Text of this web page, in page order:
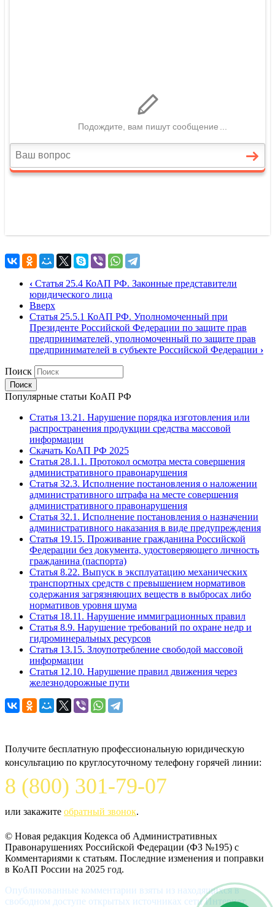
‹ Статья 25.4 КоАП РФ. Законные представители
юридического лица
Вверх
Статья 25.5.1 КоАП РФ. Уполномоченный при
Президенте Российской Федерации по защите прав
предпринимателей, уполномоченный по защите прав
предпринимателей в субъекте Российской Федерации ›
Поиск
Популярные статьи КоАП РФ
Статья 13.21. Нарушение порядка изготовления или
распространения продукции средства массовой
информации
Скачать КоАП РФ 2025
Статья 28.1.1. Протокол осмотра места совершения
административного правонарушения
Статья 32.3. Исполнение постановления о наложении
административного штрафа на месте совершения
административного правонарушения
Статья 32.1. Исполнение постановления о назначении
административного наказания в виде предупреждения
Статья 19.15. Проживание гражданина Российской
Федерации без документа, удостоверяющего личность
гражданина (паспорта)
Статья 8.22. Выпуск в эксплуатацию механических
транспортных средств с превышением нормативов
содержания загрязняющих веществ в выбросах либо
нормативов уровня шума
Статья 18.11. Нарушение иммиграционных правил
Статья 8.9. Нарушение требований по охране недр и
гидроминеральных ресурсов
Статья 13.15. Злоупотребление свободой массовой
информации
Статья 12.10. Нарушение правил движения через
железнодорожные пути
Получите бесплатную профессиональную юридическую
консультацию по круглосуточному телефону горячей линии:
8 (800) 301-79-07
или закажите обратный звонок.
© Новая редакция Кодекса об Административных
Правонарушениях Российской Федерации (ФЗ №195) c
Комментариями к статьям. Последние изменения и поправки
в КоАП России на 2025 год.
Опубликованные комментарии взяты из находящихся в
свободном доступе открытых источниках сети Интернет,